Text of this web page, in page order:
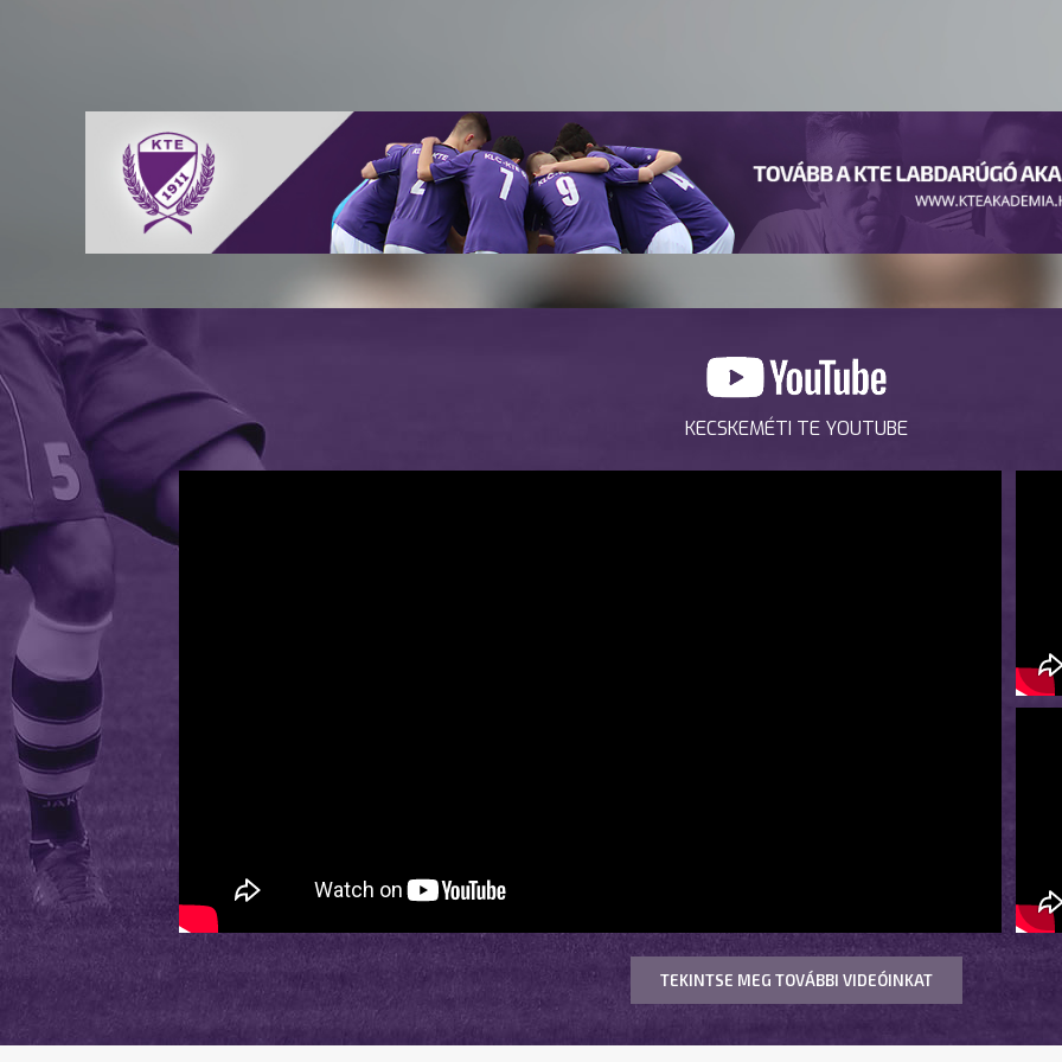
KECSKEMÉTI TE YOUTUBE
TEKINTSE MEG TOVÁBBI VIDEÓINKAT